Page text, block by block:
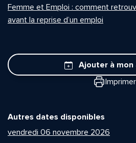
Femme et Emploi : comment
avant la reprise d’un emploi
Ajouter à mon
Imprimer
Autres dates disponibles
vendredi 06 novembre 2026